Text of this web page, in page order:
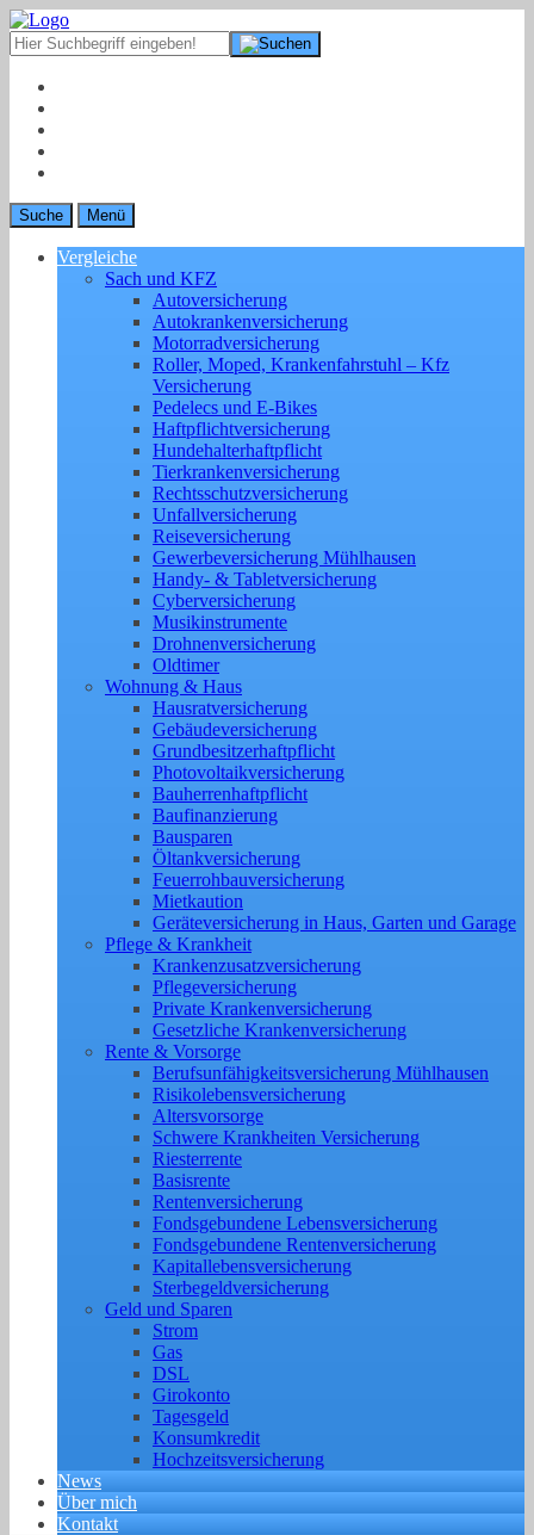
Suche Menü
Vergleiche
Sach und KFZ
Autoversicherung
Autokrankenversicherung
Motorradversicherung
Roller, Moped, Krankenfahrstuhl – Kfz
Versicherung
Pedelecs und E-Bikes
Haftpflichtversicherung
Hundehalterhaftpflicht
Tierkrankenversicherung
Rechtsschutzversicherung
Unfallversicherung
Reiseversicherung
Gewerbeversicherung Mühlhausen
Handy- & Tabletversicherung
Cyberversicherung
Musikinstrumente
Drohnenversicherung
Oldtimer
Wohnung & Haus
Hausratversicherung
Gebäudeversicherung
Grundbesitzerhaftpflicht
Photovoltaikversicherung
Bauherrenhaftpflicht
Baufinanzierung
Bausparen
Öltankversicherung
Feuerrohbauversicherung
Mietkaution
Geräteversicherung in Haus, Garten und Garage
Pflege & Krankheit
Krankenzusatzversicherung
Pflegeversicherung
Private Krankenversicherung
Gesetzliche Krankenversicherung
Rente & Vorsorge
Berufs­unfähigkeitsversicherung Mühlhausen
Risikolebensversicherung
Altersvorsorge
Schwere Krankheiten Versicherung
Riesterrente
Basisrente
Rentenversicherung
Fondsgebundene Lebensversicherung
Fondsgebundene Rentenversicherung
Kapitallebensversicherung
Sterbegeldversicherung
Geld und Sparen
Strom
Gas
DSL
Girokonto
Tagesgeld
Konsumkredit
Hochzeitsversicherung
News
Über mich
Kontakt